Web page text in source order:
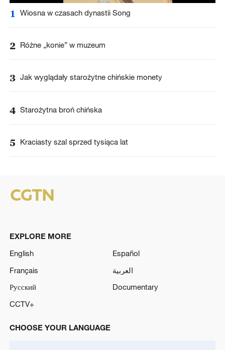
1 Wiosna w czasach dynastii Song
2 Różne „konie” w muzeum
3 Jak wyglądały starożytne chińskie monety
4 Starożytna broń chińska
5 Kraciasty szal sprzed tysiąca lat
EXPLORE MORE
English
Español
Français
العربية
Русский
Documentary
CCTV+
CHOOSE YOUR LANGUAGE